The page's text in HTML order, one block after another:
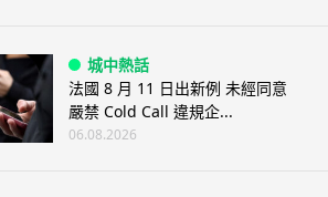
城中熱話
法國 8 月 11 日出新例 未經同意
嚴禁 Cold Call 違規企...
06.08.2026